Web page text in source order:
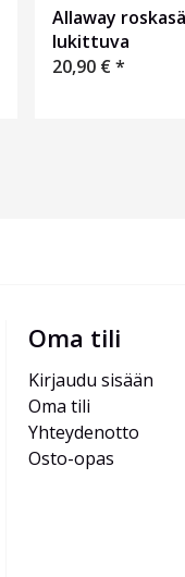
Allaway
lukittuva
20,90 €*
Oma tili
Kirjaudu sisään
Oma tili
Yhteydenotto
Osto-opas